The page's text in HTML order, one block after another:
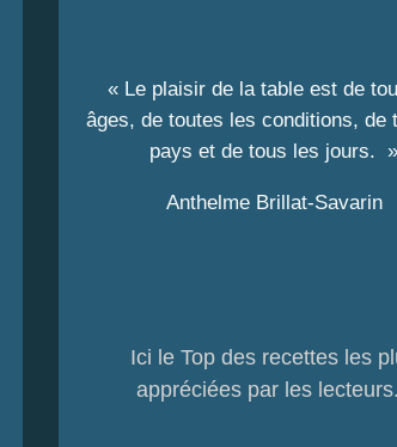
« Le plaisir de la table est de
âges, de toutes les conditions, de
pays et de tous les jours. »
Anthelme Brillat-Savarin
Ici le Top des recettes les
appréciées par les